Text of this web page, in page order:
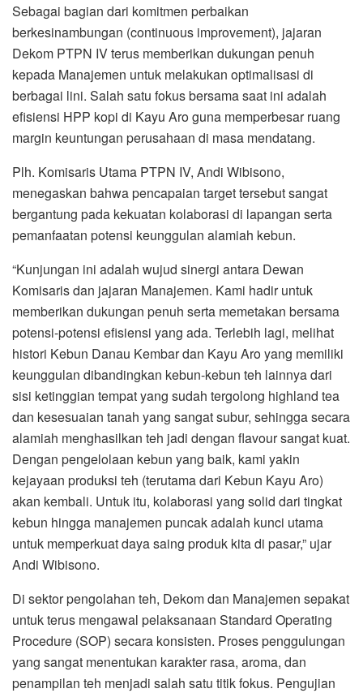
Sebagai bagian dari komitmen perbaikan
berkesinambungan (continuous improvement), jajaran
Dekom PTPN IV terus memberikan dukungan penuh
kepada Manajemen untuk melakukan optimalisasi di
berbagai lini. Salah satu fokus bersama saat ini adalah
efisiensi HPP kopi di Kayu Aro guna memperbesar ruang
margin keuntungan perusahaan di masa mendatang.
Plh. Komisaris Utama PTPN IV, Andi Wibisono,
menegaskan bahwa pencapaian target tersebut sangat
bergantung pada kekuatan kolaborasi di lapangan serta
pemanfaatan potensi keunggulan alamiah kebun.
“Kunjungan ini adalah wujud sinergi antara Dewan
Komisaris dan jajaran Manajemen. Kami hadir untuk
memberikan dukungan penuh serta memetakan bersama
potensi-potensi efisiensi yang ada. Terlebih lagi, melihat
histori Kebun Danau Kembar dan Kayu Aro yang memiliki
keunggulan dibandingkan kebun-kebun teh lainnya dari
sisi ketinggian tempat yang sudah tergolong highland tea
dan kesesuaian tanah yang sangat subur, sehingga secara
alamiah menghasilkan teh jadi dengan flavour sangat kuat.
Dengan pengelolaan kebun yang baik, kami yakin
kejayaan produksi teh (terutama dari Kebun Kayu Aro)
akan kembali. Untuk itu, kolaborasi yang solid dari tingkat
kebun hingga manajemen puncak adalah kunci utama
untuk memperkuat daya saing produk kita di pasar,” ujar
Andi Wibisono.
Di sektor pengolahan teh, Dekom dan Manajemen sepakat
untuk terus mengawal pelaksanaan Standard Operating
Procedure (SOP) secara konsisten. Proses penggulungan
yang sangat menentukan karakter rasa, aroma, dan
penampilan teh menjadi salah satu titik fokus. Pengujian